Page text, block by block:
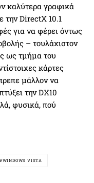
καλύτερα γραφικά
την DirectX 10.1
για να φέρει όντως
– τουλάχιστον
ως τμήμα του
κάρτες
μάλλον να
την DX10
φυσικά, πού
WINDOWS VISTA